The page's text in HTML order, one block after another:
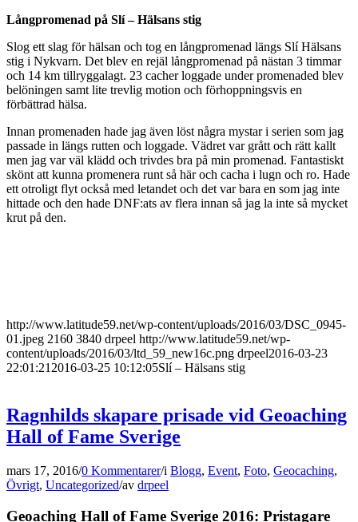
Långpromenad på Slí – Hälsans stig
Slog ett slag för hälsan och tog en långpromenad längs Slí Hälsans
stig i Nykvarn. Det blev en rejäl långpromenad på nästan 3 timmar
och 14 km tillryggalagt. 23 cacher loggade under promenaded blev
belöningen samt lite trevlig motion och förhoppningsvis en
förbättrad hälsa.
Innan promenaden hade jag även löst några mystar i serien som jag
passade in längs rutten och loggade. Vädret var grått och rätt kallt
men jag var väl klädd och trivdes bra på min promenad. Fantastiskt
skönt att kunna promenera runt så här och cacha i lugn och ro. Hade
ett otroligt flyt också med letandet och det var bara en som jag inte
hittade och den hade DNF:ats av flera innan så jag la inte så mycket
krut på den.
http://www.latitude59.net/wp-content/uploads/2016/03/DSC_0945-
01.jpeg 2160 3840 drpeel http://www.latitude59.net/wp-
content/uploads/2016/03/ltd_59_new16c.png drpeel2016-03-23
22:01:21 2016-03-25 10:12:05Slí – Hälsans stig
Ragnhilds skapare prisade vid Geoaching
Hall of Fame Sverige
mars 17, 2016/0 Kommentarer/i Blogg, Event, Foto, Geocaching,
Övrigt, Uncategorized/av drpeel
Geoaching Hall of Fame Sverige 2016: Pristagare